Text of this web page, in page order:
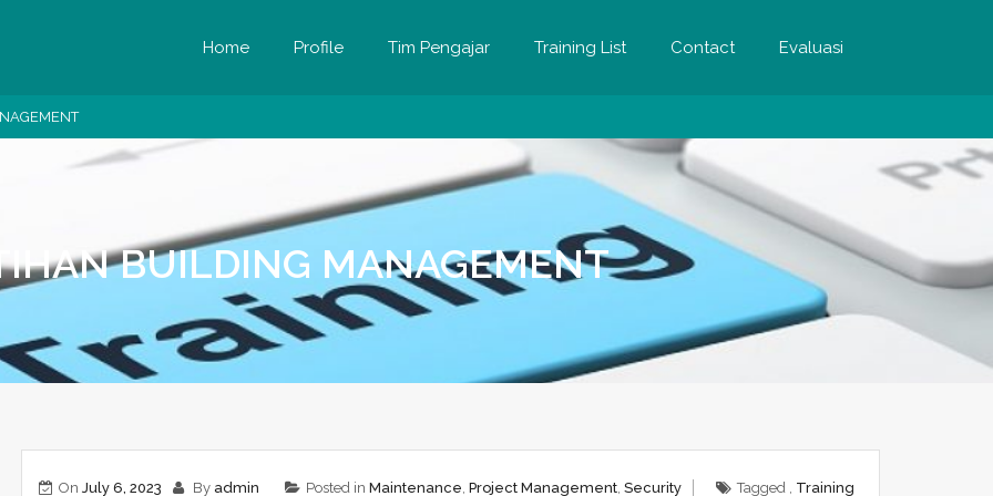
Home Profile Tim Pengajar Training List Contact Evaluasi
BUILDING MANAGEMENT
On July 6, 2023 By admin Posted in Maintenance, Project Management, Security Tagged , Training